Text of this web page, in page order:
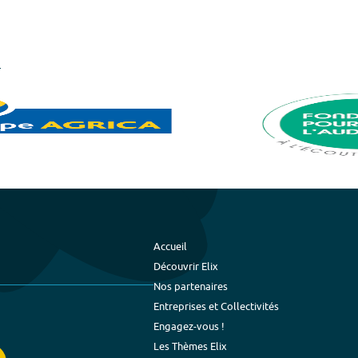
Accueil
Découvrir Elix
Nos partenaires
Entreprises et Collectivités
Engagez-vous !
Les Thèmes Elix